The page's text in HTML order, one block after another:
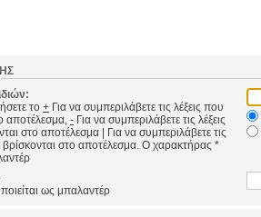
το + Για να συμπεριλάβετε τις λέξεις που
αποτέλεσμα, - Για να συμπεριλάβετε τις λέξεις
στο αποτέλεσμα | Για να συμπεριλάβετε τις
βρίσκονται στο αποτέλεσμα. Ο χαρακτήρας *
ως μπαλαντέρ